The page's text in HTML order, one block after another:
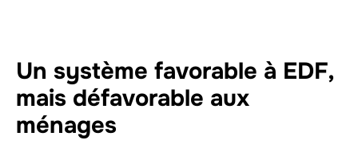
Un système favorable à EDF,
mais défavorable aux
ménages